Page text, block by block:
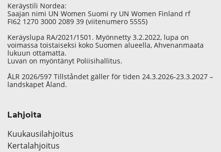
Keräystili Nordea:
Saajan nimi UN Women Suomi ry UN Women Finland rf
FI62 1270 3000 2089 39 (viitenumero 5555)
Keräyslupa RA/2021/1501. Myönnetty 3.2.2022, lupa on
voimassa toistaiseksi koko Suomen alueella, Ahvenanmaata
lukuun ottamatta.
Luvan on myöntänyt Poliisihallitus.
ÅLR 2026/597 Tillståndet gäller för tiden 24.3.2026-23.3.2027 –
landskapet Åland.
Lahjoita
Kuukausilahjoitus
Kertalahjoitus